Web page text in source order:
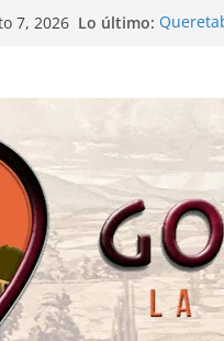
7, 2026 Lo último: